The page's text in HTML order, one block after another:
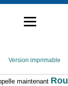
Version imprimable
maintenant